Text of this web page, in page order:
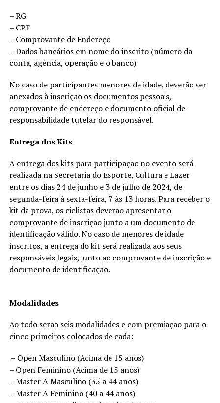
– RG
– CPF
– Comprovante de Endereço
– Dados bancários em nome do inscrito (número da
conta, agência, operação e o banco)
No caso de participantes menores de idade, deverão ser
anexados à inscrição os documentos pessoais,
comprovante de endereço e documento oficial de
responsabilidade tutelar do responsável.
Entrega dos Kits
A entrega dos kits para participação no evento será
realizada na Secretaria do Esporte, Cultura e Lazer
entre os dias 24 de junho e 3 de julho de 2024, de
segunda-feira à sexta-feira, 7 às 13 horas. Para receber o
kit da prova, os ciclistas deverão apresentar o
comprovante de inscrição junto a um documento de
identificação válido. No caso de menores de idade
inscritos, a entrega do kit será realizada aos seus
responsáveis legais, junto ao comprovante de inscrição e
documento de identificação.
Modalidades
Ao todo serão seis modalidades e com premiação para o
cinco primeiros colocados de cada:
– Open Masculino (Acima de 15 anos)
– Open Feminino (Acima de 15 anos)
– Master A Masculino (35 a 44 anos)
– Master A Feminino (40 a 44 anos)